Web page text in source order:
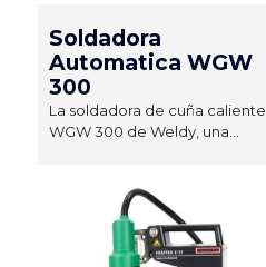
Soldadora
Automatica WGW
300
La soldadora de cuña caliente
WGW 300 de Weldy, una...